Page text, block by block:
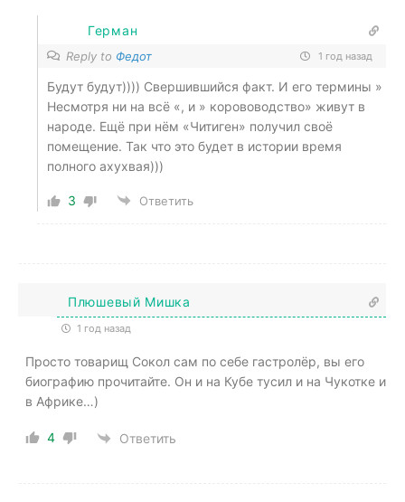
Герман
Reply to Федот 1 год назад
Будут будут)))) Свершившийся факт. И его термины »
Несмотря ни на всё «, и » корововодство» живут в
народе. Ещё при нём «Читиген» получил своё
помещение. Так что это будет в истории время
полного ахухвая)))
3 Ответить
Плюшевый Мишка
1 год назад
Просто товарищ Сокол сам по себе гастролёр, вы его
биографию прочитайте. Он и на Кубе тусил и на Чукотке и
в Африке…)
4 Ответить